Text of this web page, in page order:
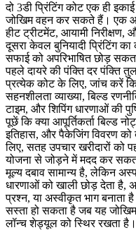
दो 3डी प्रिंटिंग कोट एक ही
जोखिम वहन कर सकते हैं। एक
हीट ट्रीटमेंट, आयामी निरीक्षण,
दूसरा केवल बुनियादी प्रिंटिंग
सफाई को अपरिभाषित छोड़
पहले दायरे की पंक्ति दर पंक्ति
प्रत्येक कोट के लिए, जांच करें कि
सहनशीलता व्याख्या, बिल्ड
टाइम, और शिपिंग धारणाओं की
पूछें कि क्या आपूर्तिकर्ता बिल्ड
इतिहास, और पैकेजिंग विवरण को
लिए,सतह उपचारखरीदारों को
योजना से जोड़ने में मदद कर
मूल्य दबाव सामान्य है, लेकिन
धारणाओं को खाली छोड़ देता है,
प्रश्न, या अस्वीकृत भाग बनाता
सस्ता हो सकता है जब यह
लॉन्च शेड्यूल को स्थिर रखता है।